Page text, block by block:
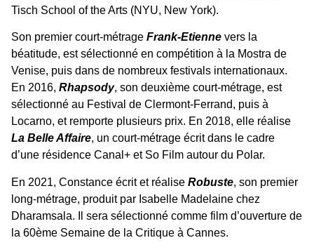
Tisch School of the Arts (NYU, New York).
Son premier court-métrage Frank-Etienne vers la
béatitude, est sélectionné en compétition à la Mostra de
Venise, puis dans de nombreux festivals internationaux.
En 2016, Rhapsody, son deuxième court-métrage, est
sélectionné au Festival de Clermont-Ferrand, puis à
Locarno, et remporte plusieurs prix. En 2018, elle réalise
La Belle Affaire, un court-métrage écrit dans le cadre
d’une résidence Canal+ et So Film autour du Polar.
En 2021, Constance écrit et réalise Robuste, son premier
long-métrage, produit par Isabelle Madelaine chez
Dharamsala. Il sera sélectionné comme film d’ouverture de
la 60ème Semaine de la Critique à Cannes.